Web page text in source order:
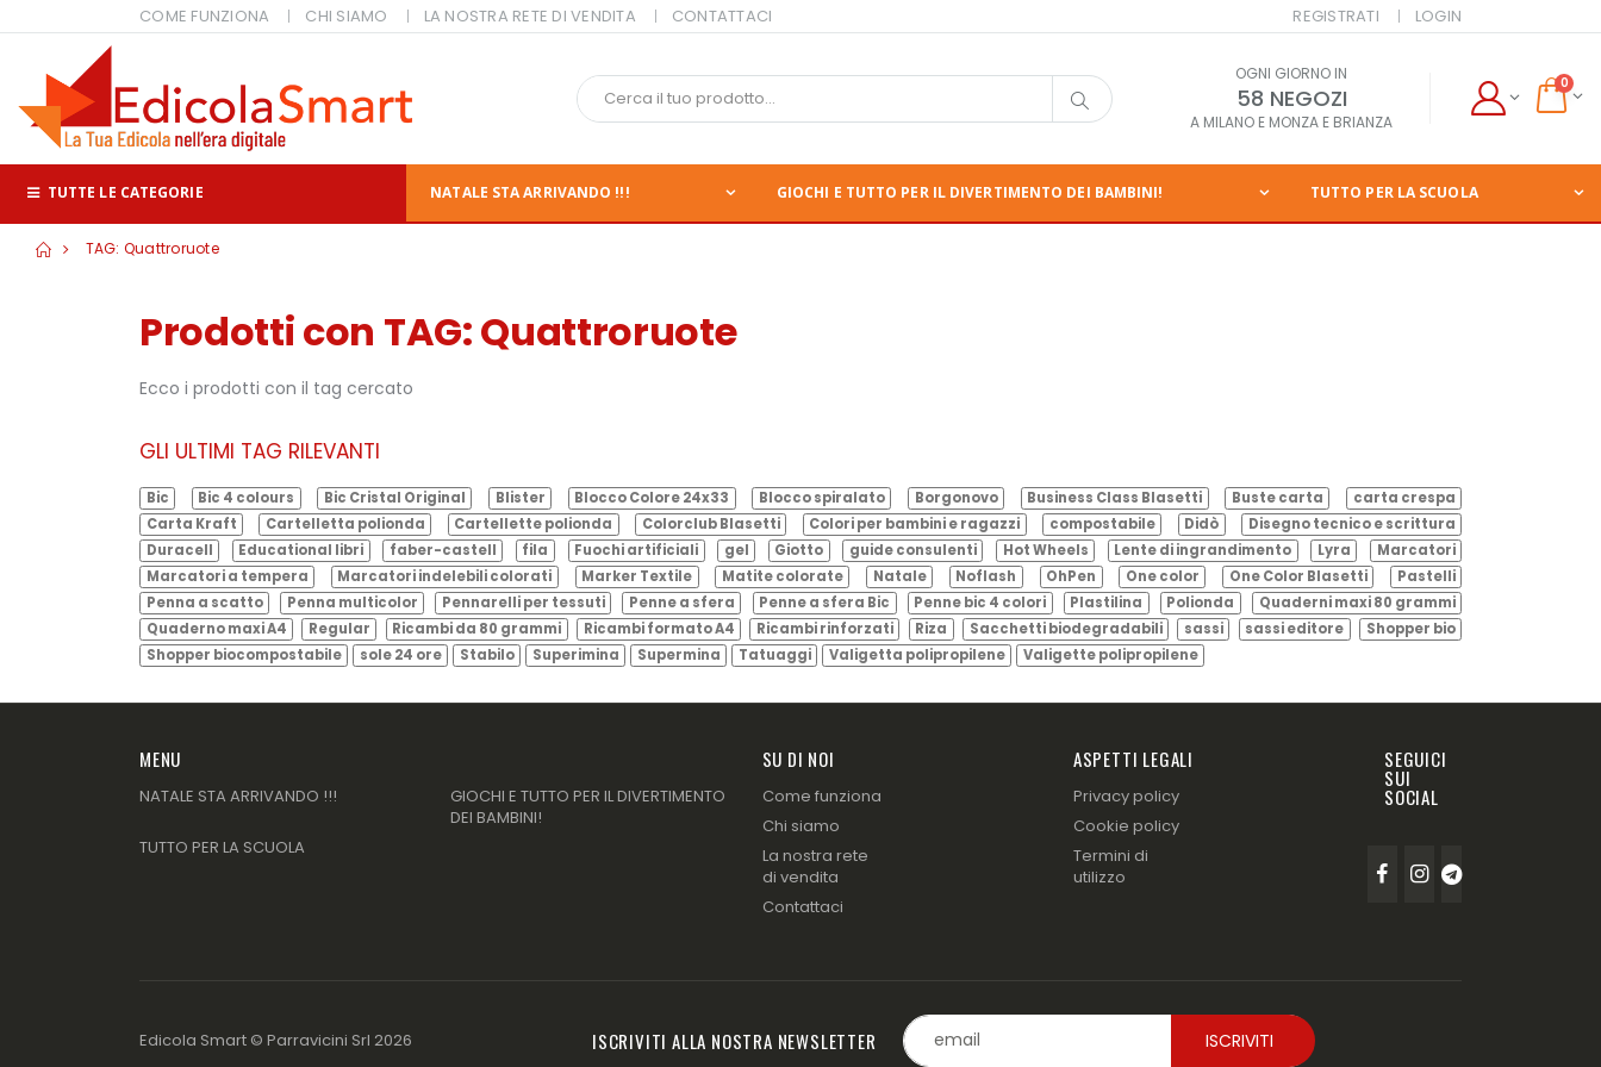
COME FUNZIONA CHI SIAMO LA NOSTRA RETE DI VENDITA CONTATTACI REGISTRATI LOGIN
OGNI GIORNO IN
58 NEGOZI
A MILANO E MONZA E BRIANZA
0
TUTTE LE CATEGORIE NATALE STA ARRIVANDO !!! GIOCHI E TUTTO PER IL DIVERTIMENTO DEI BAMBINI! TUTTO PER LA SCUOLA
TAG: Quattroruote
Prodotti con TAG: Quattroruote
Ecco i prodotti con il tag cercato
GLI ULTIMI TAG RILEVANTI
Bic Bic 4 colours Bic Cristal Original Blister Blocco Colore 24x33 Blocco spiralato Borgonovo Business Class Blasetti Buste carta
carta crespa
Carta Kraft
Cartelletta polionda Cartellette polionda Colorclub Blasetti Colori per bambini e ragazzi compostabile Didò
Disegno tecnico e scrittura
Duracell
Educational libri faber-castell fila Fuochi artificiali gel Giotto guide consulenti Hot Wheels Lente di ingrandimento Lyra
Marcatori
Marcatori a tempera
Marcatori indelebili colorati Marker Textile Matite colorate Natale Noflash OhPen One color One Color Blasetti
Pastelli
Penna a scatto
Penna multicolor Pennarelli per tessuti Penne a sfera Penne a sfera Bic Penne bic 4 colori Plastilina Polionda
Quaderni maxi 80 grammi
Quaderno maxi A4
Regular Ricambi da 80 grammi Ricambi formato A4 Ricambi rinforzati Riza Sacchetti biodegradabili sassi sassi editore
Shopper bio
Shopper biocompostabile
sole 24 ore Stabilo Superimina Supermina Tatuaggi Valigetta polipropilene Valigette polipropilene
MENU
NATALE STA ARRIVANDO !!!
GIOCHI E TUTTO PER IL DIVERTIMENTO
DEI BAMBINI!
TUTTO PER LA SCUOLA
SU DI NOI
Come funziona
Chi siamo
La nostra rete
di vendita
Contattaci
ASPETTI LEGALI
Privacy policy
Cookie policy
Termini di
utilizzo
SEGUICI
SUI
SOCIAL
Edicola Smart © Parravicini Srl 2026 ISCRIVITI ALLA NOSTRA NEWSLETTER